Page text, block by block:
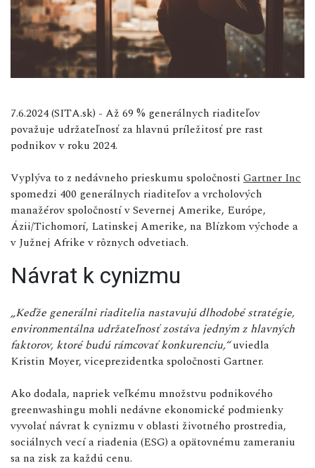
7.6.2024 (SITA.sk) - Až 69 % generálnych riaditeľov
považuje udržateľnosť za hlavnú príležitosť pre rast
podnikov v roku 2024.
Vyplýva to z nedávneho prieskumu spoločnosti Gartner Inc
spomedzi 400 generálnych riaditeľov a vrcholových
manažérov spoločností v Severnej Amerike, Európe,
Ázii/Tichomorí, Latinskej Amerike, na Blízkom východe a
v Južnej Afrike v rôznych odvetiach.
Návrat k cynizmu
„Keďže generálni riaditelia nastavujú dlhodobé stratégie,
environmentálna udržateľnosť zostáva jedným z hlavných
faktorov, ktoré budú rámcovať konkurenciu,“uviedla
Kristin Moyer, viceprezidentka spoločnosti Gartner.
Ako dodala, napriek veľkému množstvu podnikového
greenwashingu mohli nedávne ekonomické podmienky
vyvolať návrat k cynizmu v oblasti životného prostredia,
sociálnych vecí a riadenia (ESG) a opätovnému zameraniu
sa na zisk za každú cenu.